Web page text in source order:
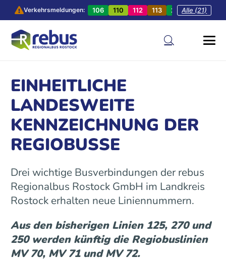
Verkehrsmeldungen: 106 110 112 113 201 202
Alle (21)
EINHEITLICHE
LANDESWEITE
KENNZEICHNUNG DER
REGIOBUSSE
Drei wichtige Busverbindungen der rebus
Regionalbus Rostock GmbH im Landkreis
Rostock erhalten neue Liniennummern.
Aus den bisherigen Linien 125, 270 und
250 werden künftig die Regiobuslinien
MV 70, MV 71 und MV 72.